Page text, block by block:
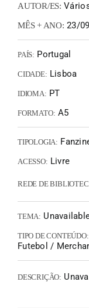
AUTOR/ES:
MÊS + ANO: 23/
PAÍS: Portugal
CIDADE: Lisboa
IDIOMA: PT
FORMATO: A5
TIPOLOGIA:
ACESSO: Livre
REDE DE
TEMA:
TIPO DE CONTEÚDO:
Futebol /
DESCRIÇÃO: